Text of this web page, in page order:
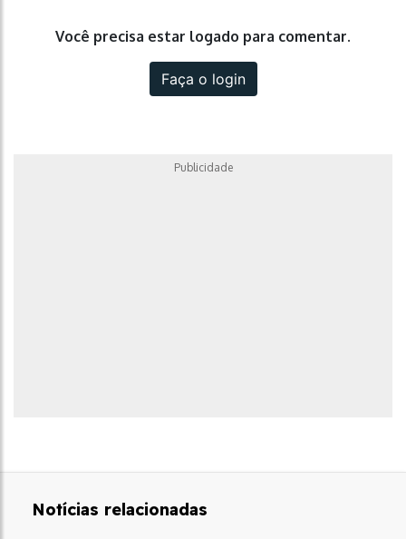
Você precisa estar logado para comentar.
Faça o login
Publicidade
Notícias relacionadas